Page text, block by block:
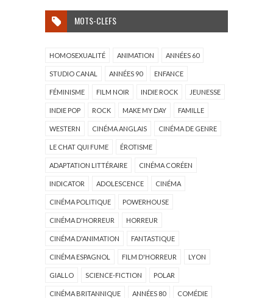
MOTS-CLEFS
HOMOSEXUALITÉ ANIMATION ANNÉES 60
STUDIO CANAL ANNÉES 90 ENFANCE
FÉMINISME FILM NOIR INDIE ROCK JEUNESSE
INDIE POP ROCK MAKE MY DAY FAMILLE
WESTERN CINÉMA ANGLAIS CINÉMA DE GENRE
LE CHAT QUI FUME ÉROTISME
ADAPTATION LITTÉRAIRE CINÉMA CORÉEN
INDICATOR ADOLESCENCE CINÉMA
CINÉMA POLITIQUE POWERHOUSE
CINÉMA D'HORREUR HORREUR
CINÉMA D'ANIMATION FANTASTIQUE
CINÉMA ESPAGNOL FILM D'HORREUR LYON
GIALLO SCIENCE-FICTION POLAR
CINÉMA BRITANNIQUE ANNÉES 80 COMÉDIE